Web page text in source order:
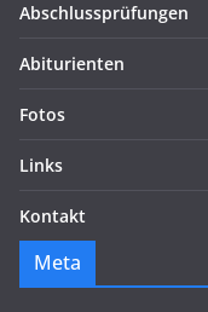
Abschlussprüfungen
Abiturienten
Fotos
Links
Kontakt
Meta